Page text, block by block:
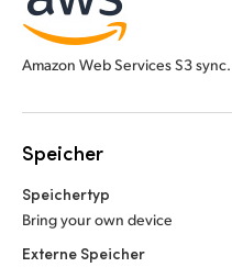
Amazon Web Services S3 sync.
Speicher
Speichertyp
Bring your own device
Externe Speicher